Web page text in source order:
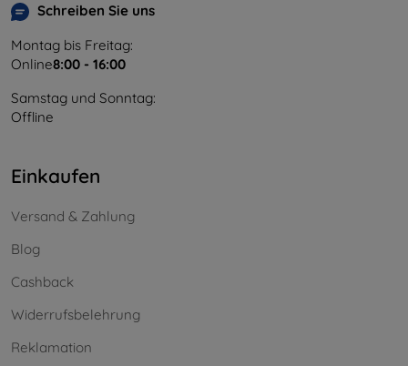
Schreiben Sie uns
Montag bis Freitag:
Online8:00 - 16:00
Samstag und Sonntag:
Offline
Einkaufen
Versand & Zahlung
Blog
Cashback
Widerrufsbelehrung
Reklamation